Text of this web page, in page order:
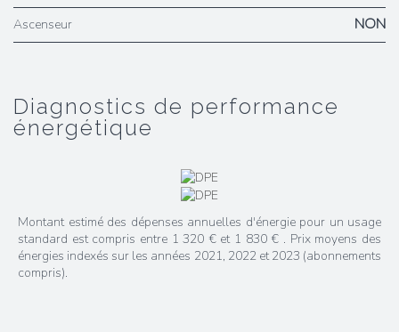
Ascenseur NON
diagnostics de performance
énergétique
Montant estimé des dépenses annuelles d'énergie pour un usage
standard est compris entre 1 320 € et 1 830 € . Prix moyens des
énergies indexés sur les années 2021, 2022 et 2023 (abonnements
compris).